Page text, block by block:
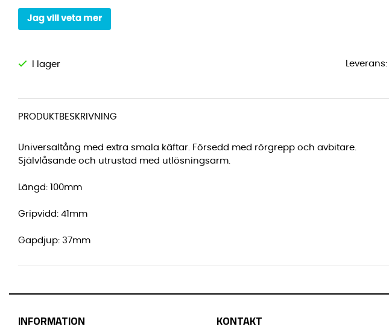
Jag vill veta mer
Leverans:
PRODUKTBESKRIVNING
Universaltång med extra smala käftar. Försedd med rörgrepp och avbitare.
Självlåsande och utrustad med utlösningsarm.
Längd: 100mm
Gripvidd: 41mm
Gapdjup: 37mm
INFORMATION KONTAKT